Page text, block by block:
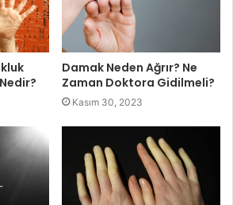
Damak Neden Ağrır? Ne
Zaman Doktora Gidilmeli?
Kasım 30, 2023